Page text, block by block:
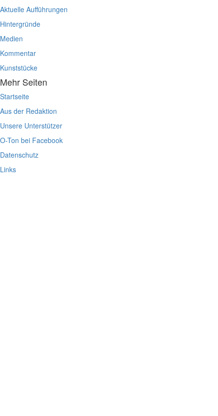
Aktuelle Aufführungen
Hintergründe
Medien
Kommentar
Kunststücke
Mehr Seiten
Startseite
Aus der Redaktion
Unsere Unterstützer
O-Ton bei Facebook
Datenschutz
Links